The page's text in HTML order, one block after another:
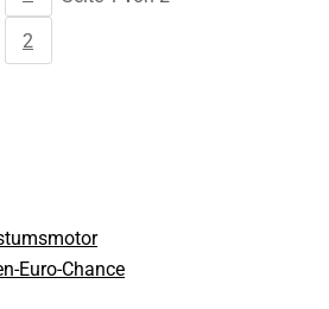
2
Euro-Chance